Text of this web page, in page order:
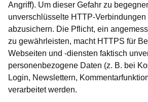
Angriff). Um dieser Gefahr zu
unverschlüsselte HTTP-
abzusichern. Die Pflicht, ein
zu gewährleisten, macht HTTPS für
Webseiten und -diensten faktisch
personenbezogene Daten (z. B. bei
Login, Newslettern,
verarbeitet werden.